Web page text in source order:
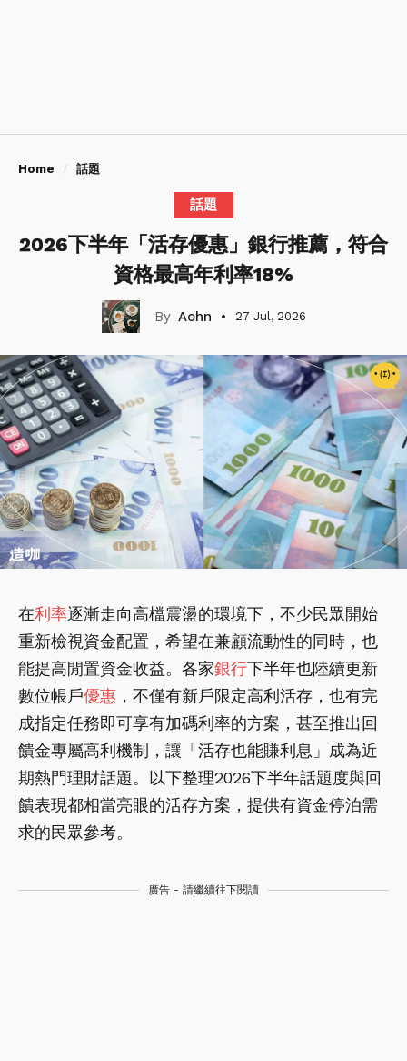
Home 話題
話題
2026下半年「活存優惠」銀行推薦，符合
資格最高年利率18%
Aohn 27 Jul, 2026
在利率逐漸走向高檔震盪的環境下，不少民眾開始
重新檢視資金配置，希望在兼顧流動性的同時，也
能提高閒置資金收益。各家銀行下半年也陸續更新
數位帳戶優惠 ，不僅有新戶限定高利活存，也有完
成指定任務即可享有加碼利率的方案，甚至推出回
饋金專屬高利機制，讓「活存也能賺利息」成為近
期熱門理財話題。以下整理2026下半年話題度與回
饋表現都相當亮眼的活存方案，提供有資金停泊需
求的民眾參考。
廣告 - 請繼續往下閱讀